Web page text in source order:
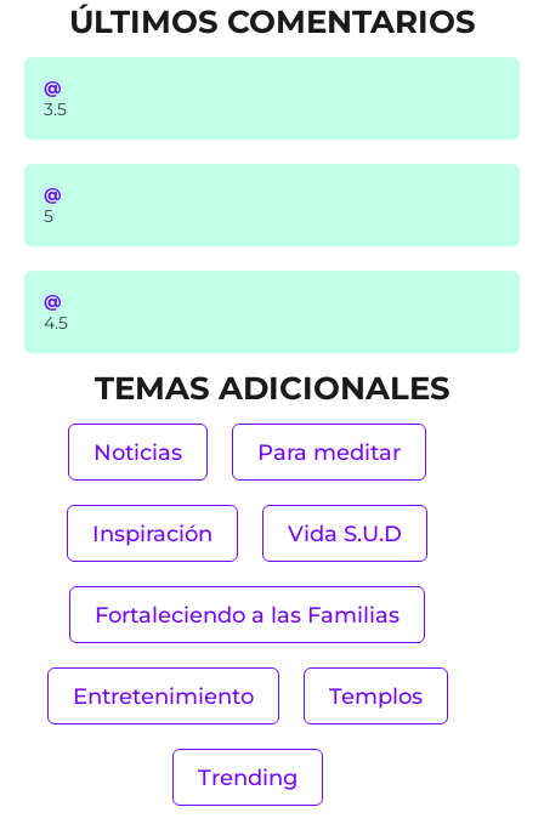
ÚLTIMOS COMENTARIOS
@
3.5
@
5
@
4.5
TEMAS ADICIONALES
Noticias Para meditar
Inspiración Vida S.U.D
Fortaleciendo a las Familias
Entretenimiento Templos
Trending